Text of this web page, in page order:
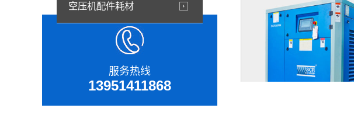
空压机配件耗材
服务热线
13951411868